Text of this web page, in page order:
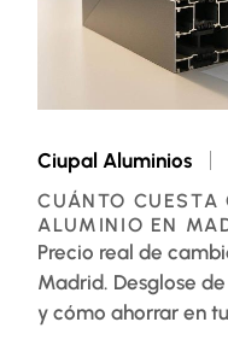
Ciupal Aluminios
CUÁNTO CUESTA
ALUMINIO EN
Precio real de
Madrid. Desglose
y cómo ahorrar en